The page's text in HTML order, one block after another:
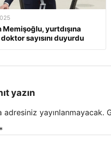
Memişoğlu, yurtdışına
sayısını duyurdu
yazın
adresiniz yayınlanmayacak.
*